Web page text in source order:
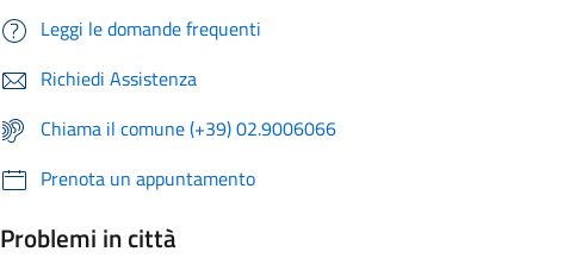
Leggi le domande frequenti
Richiedi Assistenza
Chiama il comune (+39) 02.9006066
Prenota un appuntamento
Problemi in città